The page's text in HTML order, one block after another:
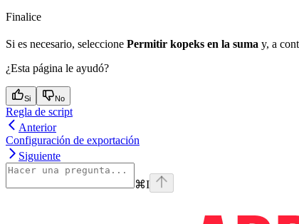
Finalice
Si es necesario, seleccione Permitir kopeks en la suma y, a
¿Esta página le ayudó?
Si No
Regla de script
Anterior
Configuración de exportación
Siguiente
⌘I